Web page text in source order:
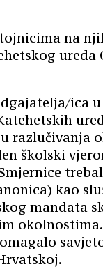
na
ureda
ica
razlučivanja
školski
kao
mandata